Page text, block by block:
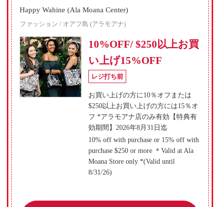
Happy Wahine (Ala Moana Center)
ファッション / オアフ島 (アラモアナ)
10%OFF/ $250以上お買
い上げ15%OFF
レジ打ち前
お買い上げの方に10％オフまたは
$250以上お買い上げの方には15％オ
フ *アラモアナ店のみ有効【特典有
効期間】2026年8月31日迄
10% off with purchase or 15% off with
purchase $250 or more ＊Valid at Ala
Moana Store only *(Valid until
8/31/26)